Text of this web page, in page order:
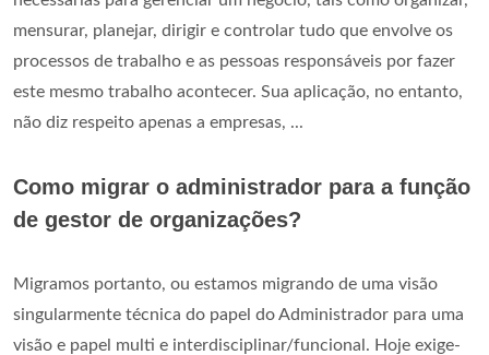
mensurar, planejar, dirigir e controlar tudo que envolve os
processos de trabalho e as pessoas responsáveis por fazer
este mesmo trabalho acontecer. Sua aplicação, no entanto,
não diz respeito apenas a empresas, ...
Como migrar o administrador para a função
de gestor de organizações?
Migramos portanto, ou estamos migrando de uma visão
singularmente técnica do papel do Administrador para uma
visão e papel multi e interdisciplinar/funcional. Hoje exige-